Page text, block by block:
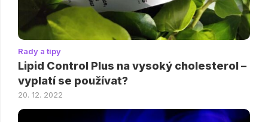
Rady a tipy
Lipid Control Plus na vysoký cholesterol –
vyplatí se používat?
20. 12. 2022